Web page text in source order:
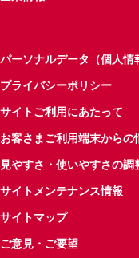
パーソナルデータ（個人情
プライバシーポリシー
サイトご利用にあたって
お客さまご利用端末からの
見やすさ・使いやすさの調
サイトメンテナンス情報
サイトマップ
ご意見・ご要望